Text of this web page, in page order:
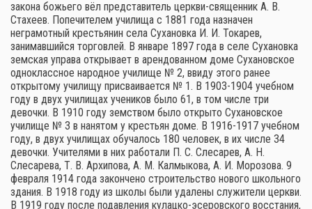
закона божьего вёл представитель церкви-священник А. В.
Стахеев. Попечителем училища с 1881 года назначен
неграмотный крестьянин села Сухановка И. И. Токарев,
занимавшийся торговлей. В январе 1897 года в селе Сухановка
земская управа открывает в арендованном доме Сухановское
одноклассное народное училище № 2, ввиду этого ранее
открытому училищу присваивается № 1. В 1903-1904 учебном
году в двух училищах учеников было 61, в том числе три
девочки. В 1910 году земством было открыто Сухановское
училище № 3 в нанятом у крестьян доме. В 1916-1917 учебном
году, в двух училищах обучалось 180 человек, в их числе 34
девочки. Учителями в них работали П. С. Слесарев, А. Н.
Слесарева, Т. В. Архипова, А. М. Калмыкова, А. И. Морозова. 9
февраля 1914 года закончено строительство нового школьного
здания. В 1918 году из школы были удалены служители церкви.
В 1919 году после подавления кулацко-эсеровского восстания,